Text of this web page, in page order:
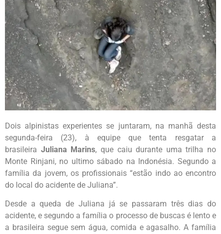
Dois alpinistas experientes se juntaram, na manhã desta
segunda-feira (23), à equipe que tenta resgatar a
brasileira Juliana Marins, que caiu durante uma trilha no
Monte Rinjani, no ultimo sábado na Indonésia. Segundo a
família da jovem, os profissionais “estão indo ao encontro
do local do acidente de Juliana”.
Desde a queda de Juliana já se passaram três dias do
acidente, e segundo a família o processo de buscas é lento e
a brasileira segue sem água, comida e agasalho. A família